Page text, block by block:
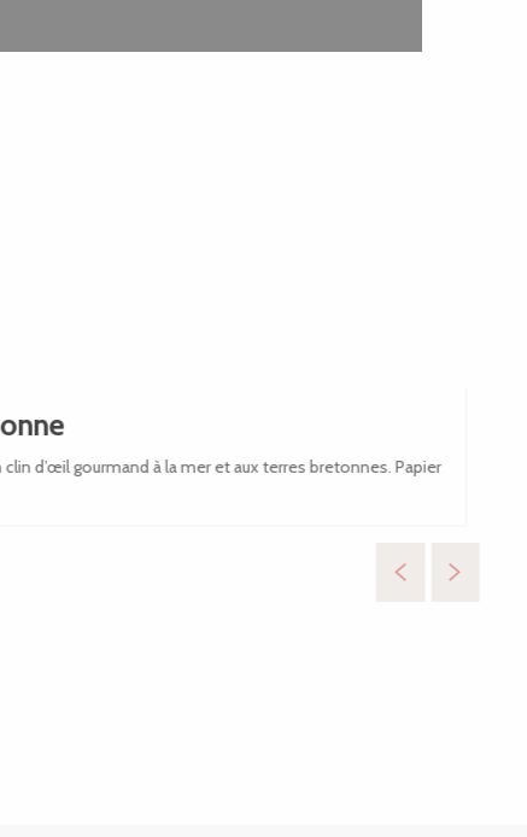
d’œil gourmand à la mer et aux terres bretonnes. Papier